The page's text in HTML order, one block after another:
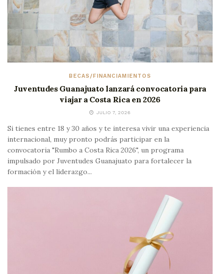
BECAS/FINANCIAMIENTOS
Juventudes Guanajuato lanzará convocatoria para
viajar a Costa Rica en 2026
JULIO 7, 2026
Si tienes entre 18 y 30 años y te interesa vivir una experiencia
internacional, muy pronto podrás participar en la
convocatoria "Rumbo a Costa Rica 2026", un programa
impulsado por Juventudes Guanajuato para fortalecer la
formación y el liderazgo...